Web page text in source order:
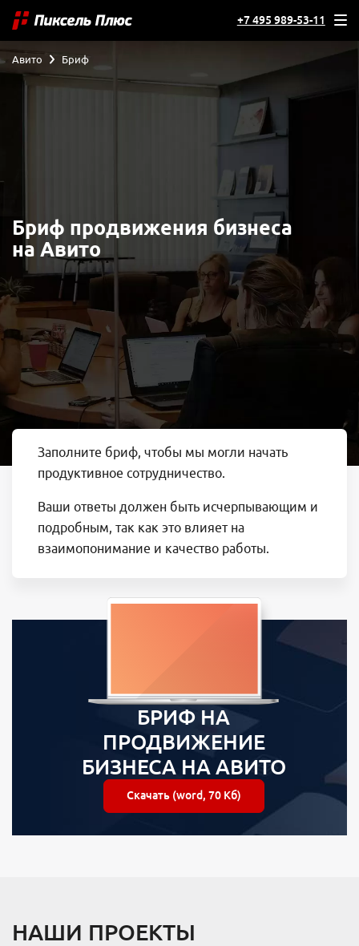
+7 495 989-53-11
Бриф продвижения бизнеса
на Авито
Авито Бриф
Заполните бриф, чтобы мы могли начать
продуктивное сотрудничество.
Ваши ответы должен быть исчерпывающим и
подробным, так как это влияет на
взаимопонимание и качество работы.
БРИФ НА
ПРОДВИЖЕНИЕ
БИЗНЕСА НА АВИТО
Скачать (word, 70 Кб)
НАШИ ПРОЕКТЫ